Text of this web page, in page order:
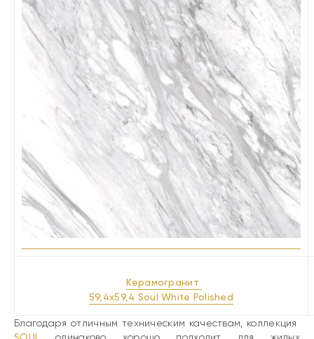
Керамогранит
59,4x59,4 Soul White Polished
Благодаря отличным техническим качествам, коллекция